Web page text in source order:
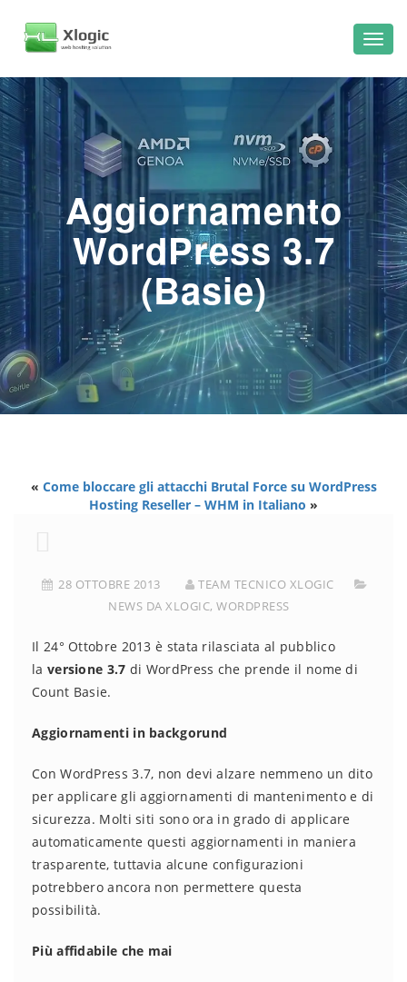
Aggiornamento
WordPress 3.7
(Basie)
« Come bloccare gli attacchi Brutal Force su WordPress
Hosting Reseller – WHM in Italiano »
28 OTTOBRE 2013
TEAM TECNICO XLOGIC
NEWS DA XLOGIC,WORDPRESS
Il 24° Ottobre 2013 è stata rilasciata al pubblico
la versione 3.7 di WordPress che prende il nome di
Count Basie.
Aggiornamenti in backgorund
Con WordPress 3.7, non devi alzare nemmeno un dito
per applicare gli aggiornamenti di mantenimento e di
sicurezza. Molti siti sono ora in grado di applicare
automaticamente questi aggiornamenti in maniera
trasparente, tuttavia alcune configurazioni
potrebbero ancora non permettere questa
possibilità.
Più affidabile che mai